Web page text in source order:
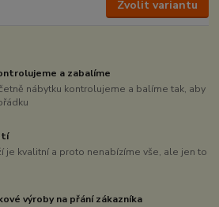
Zvolit variantu
a zabalíme
nábytku kontrolujeme a balíme tak, aby
je kvalitní a proto nenabízíme vše, ale jen to
výroby na přání zákazníka